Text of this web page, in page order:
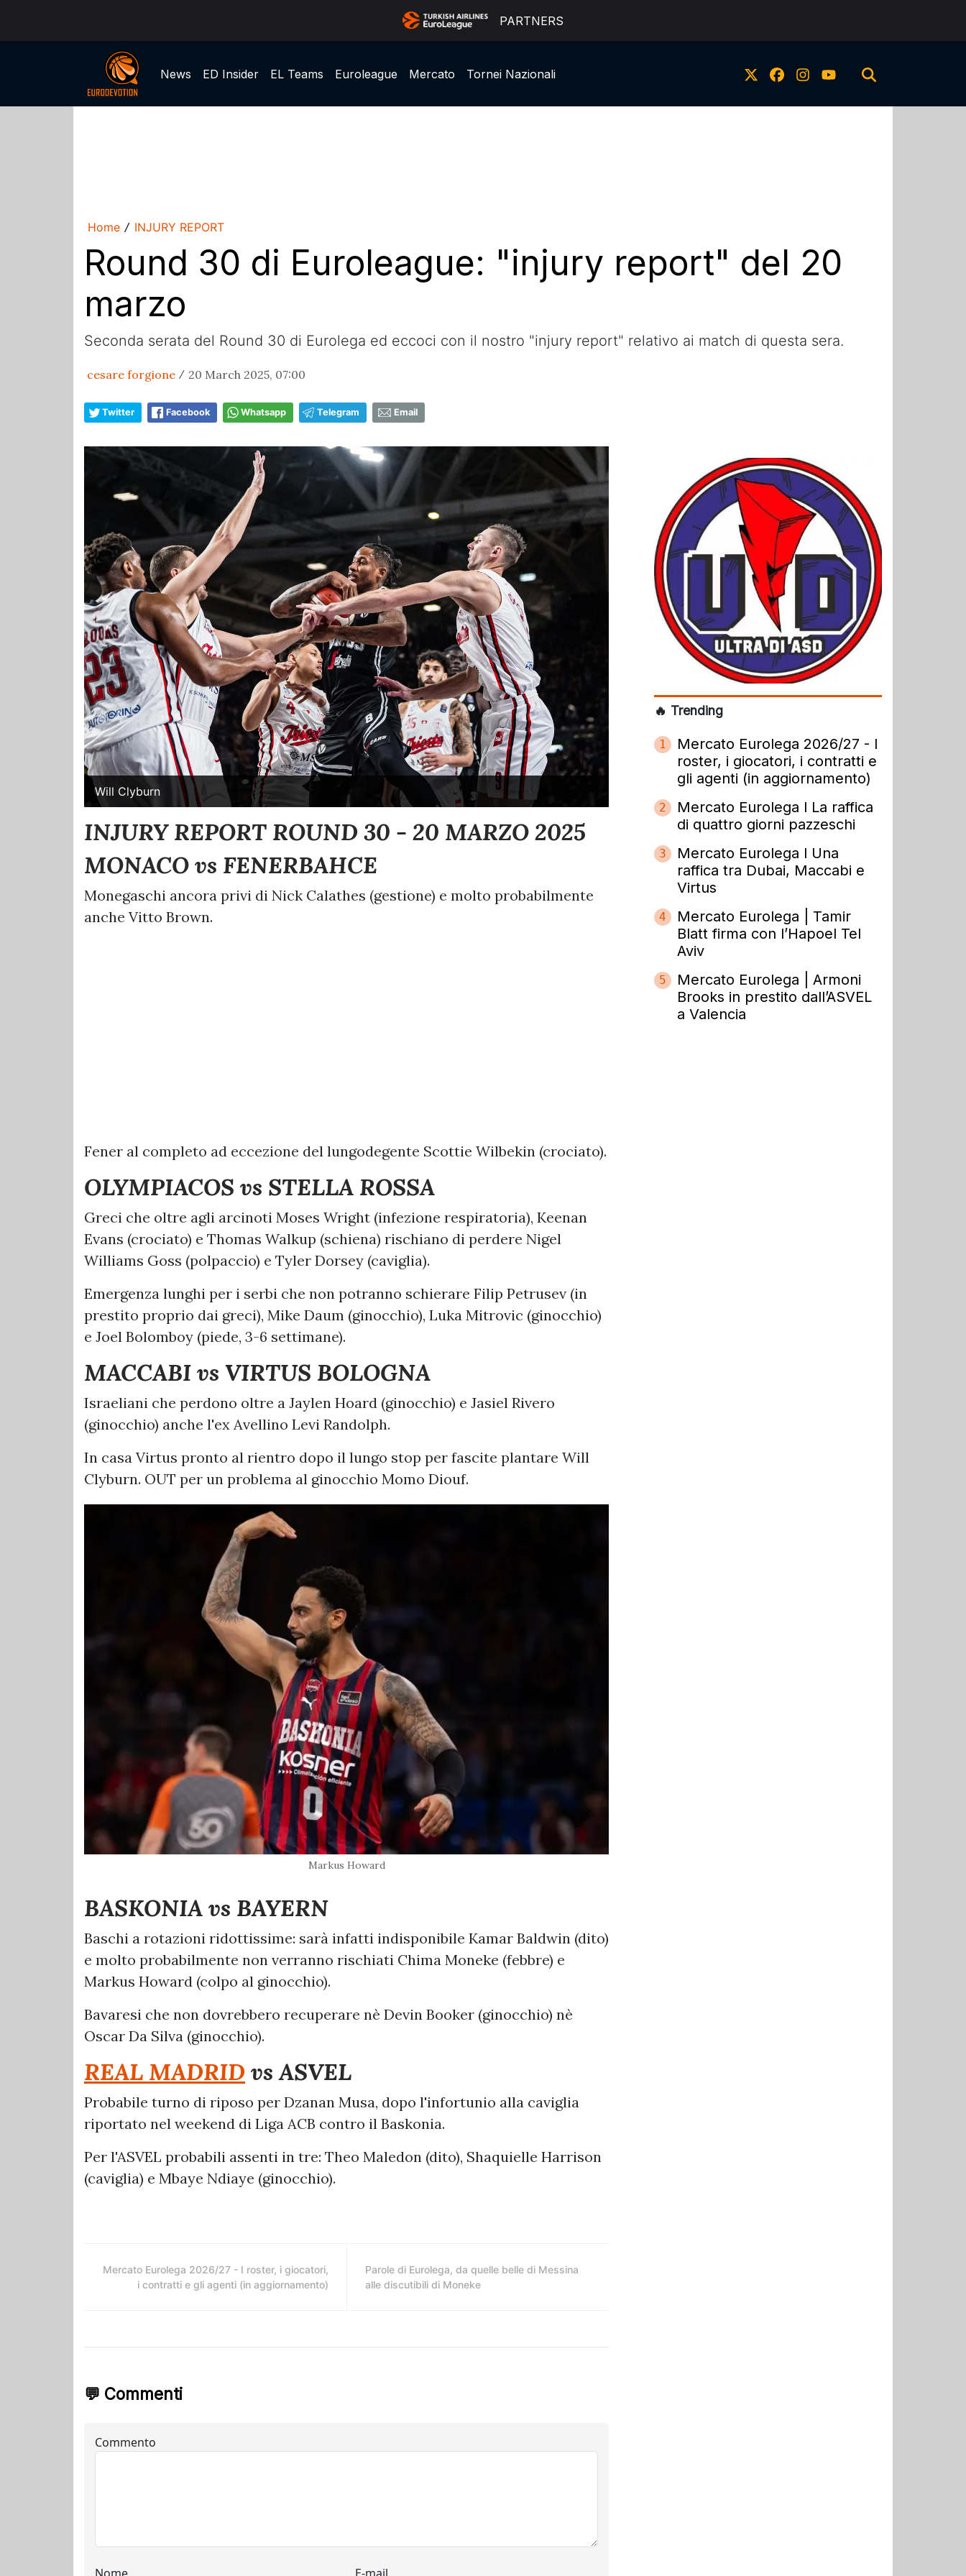
PARTNERS
News ED Insider EL Teams Euroleague Mercato Tornei Nazionali
Home / INJURY REPORT
Round 30 di Euroleague: "injury report" del 20
marzo
Seconda serata del Round 30 di Eurolega ed eccoci con il nostro "injury report" relativo ai match di questa sera.
cesare forgione / 20 March 2025, 07:00
Twitter Facebook Whatsapp Telegram Email
Will Clyburn
INJURY REPORT ROUND 30 - 20 MARZO 2025
MONACO vs FENERBAHCE
Monegaschi ancora privi di Nick Calathes (gestione) e molto probabilmente
anche Vitto Brown.
Fener al completo ad eccezione del lungodegente Scottie Wilbekin (crociato).
OLYMPIACOS vs STELLA ROSSA
Greci che oltre agli arcinoti Moses Wright (infezione respiratoria), Keenan
Evans (crociato) e Thomas Walkup (schiena) rischiano di perdere Nigel
Williams Goss (polpaccio) e Tyler Dorsey (caviglia).
Emergenza lunghi per i serbi che non potranno schierare Filip Petrusev (in
prestito proprio dai greci), Mike Daum (ginocchio), Luka Mitrovic (ginocchio)
e Joel Bolomboy (piede, 3-6 settimane).
MACCABI vs VIRTUS BOLOGNA
Israeliani che perdono oltre a Jaylen Hoard (ginocchio) e Jasiel Rivero
(ginocchio) anche l'ex Avellino Levi Randolph.
In casa Virtus pronto al rientro dopo il lungo stop per fascite plantare Will
Clyburn. OUT per un problema al ginocchio Momo Diouf.
Markus Howard
BASKONIA vs BAYERN
Baschi a rotazioni ridottissime: sarà infatti indisponibile Kamar Baldwin (dito)
e molto probabilmente non verranno rischiati Chima Moneke (febbre) e
Markus Howard (colpo al ginocchio).
Bavaresi che non dovrebbero recuperare nè Devin Booker (ginocchio) nè
Oscar Da Silva (ginocchio).
REAL MADRIDvs ASVEL
Probabile turno di riposo per Dzanan Musa, dopo l'infortunio alla caviglia
riportato nel weekend di Liga ACB contro il Baskonia.
Per l'ASVEL probabili assenti in tre: Theo Maledon (dito), Shaquielle Harrison
(caviglia) e Mbaye Ndiaye (ginocchio).
Mercato Eurolega 2026/27 - I roster, i giocatori,
i contratti e gli agenti (in aggiornamento)
Parole di Eurolega, da quelle belle di Messina
alle discutibili di Moneke
💬 Commenti
🔥 Trending
1
Mercato Eurolega 2026/27 - I
roster, i giocatori, i contratti e
gli agenti (in aggiornamento)
2
Mercato Eurolega l La raffica
di quattro giorni pazzeschi
3
Mercato Eurolega l Una
raffica tra Dubai, Maccabi e
Virtus
4
Mercato Eurolega | Tamir
Blatt firma con l’Hapoel Tel
Aviv
5
Mercato Eurolega | Armoni
Brooks in prestito dall’ASVEL
a Valencia